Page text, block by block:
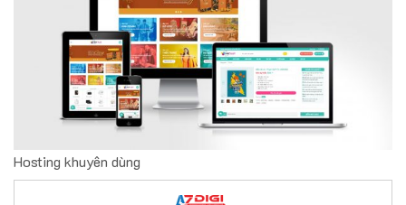
Hosting khuyên dùng